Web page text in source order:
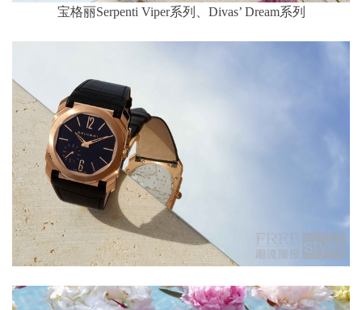
宝格丽Serpenti Viper系列、Divas’ Dream系列